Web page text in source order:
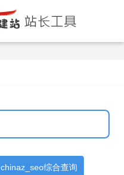
chinaz_seo综合查询